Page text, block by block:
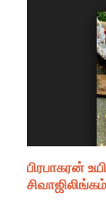
பிரபாகரன்